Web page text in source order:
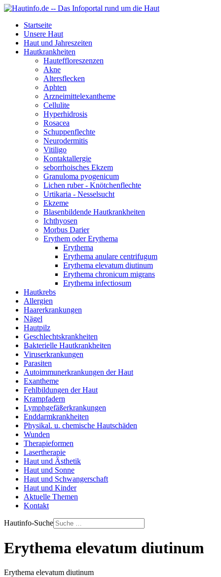
Startseite
Unsere Haut
Haut und Jahreszeiten
Hautkrankheiten
Hauteffloreszenzen
Akne
Altersflecken
Aphten
Arzneimittelexantheme
Cellulite
Hyperhidrosis
Rosacea
Schuppenflechte
Neurodermitis
Vitiligo
Kontaktallergie
seborrhoisches Ekzem
Granuloma pyogenicum
Lichen ruber - Knötchenflechte
Urtikaria - Nesselsucht
Ekzeme
Blasenbildende Hautkrankheiten
Ichthyosen
Morbus Darier
Erythem oder Erythema
Erythema
Erythema anulare centrifugum
Erythema elevatum diutinum
Erythema chronicum migrans
Erythema infectiosum
Hautkrebs
Allergien
Haarerkrankungen
Nägel
Hautpilz
Geschlechtskrankheiten
Bakterielle Hautkrankheiten
Viruserkrankungen
Parasiten
Autoimmunerkrankungen der Haut
Exantheme
Fehlbildungen der Haut
Krampfadern
Lymphgefäßerkrankungen
Enddarmkrankheiten
Physikal. u. chemische Hautschäden
Wunden
Therapieformen
Lasertherapie
Haut und Ästhetik
Haut und Sonne
Haut und Schwangerschaft
Haut und Kinder
Aktuelle Themen
Kontakt
Hautinfo-Suche
Erythema elevatum diutinum
Erythema elevatum diutinum